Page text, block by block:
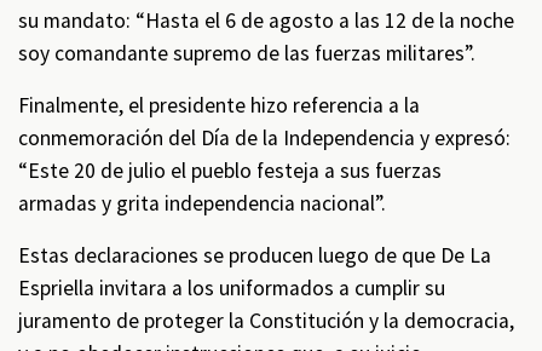
su mandato: “Hasta el 6 de agosto a las 12 de la noche
soy comandante supremo de las fuerzas militares”.
Finalmente, el presidente hizo referencia a la
conmemoración del Día de la Independencia y expresó:
“Este 20 de julio el pueblo festeja a sus fuerzas
armadas y grita independencia nacional”.
Estas declaraciones se producen luego de que De La
Espriella invitara a los uniformados a cumplir su
juramento de proteger la Constitución y la democracia,